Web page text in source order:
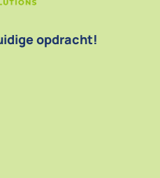
opdracht!